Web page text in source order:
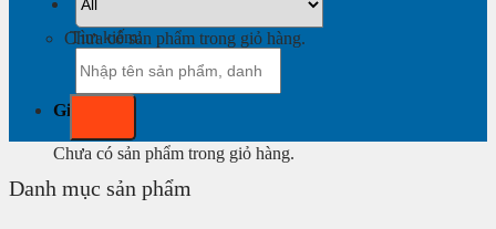
Chưa có sản phẩm trong giỏ hàng.
Giỏ hàng
Chưa có sản phẩm trong giỏ hàng.
Tìm kiếm:
Danh mục sản phẩm